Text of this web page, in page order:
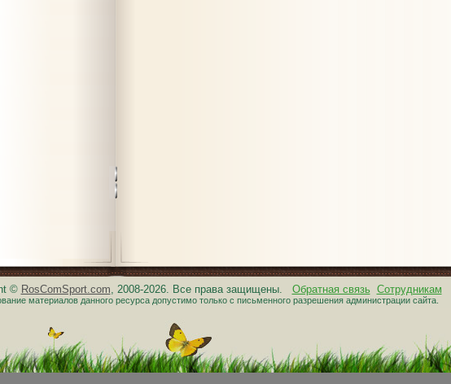
© RosComSport.com, 2008-2026. Все права защищены. Обратная связь Сотрудникам
материалов данного ресурса допустимо только с письменного разрешения администрации сайта.